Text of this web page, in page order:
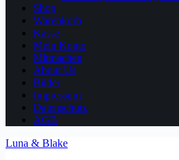
Shop
Warenkorb
Kasse
Mein Konto
Mitmachen
About Us
Bilder
Impressum
Datenschutz
AGB
Luna & Blake